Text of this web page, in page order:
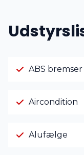
ABS bremser
Aircondition
Alufælge